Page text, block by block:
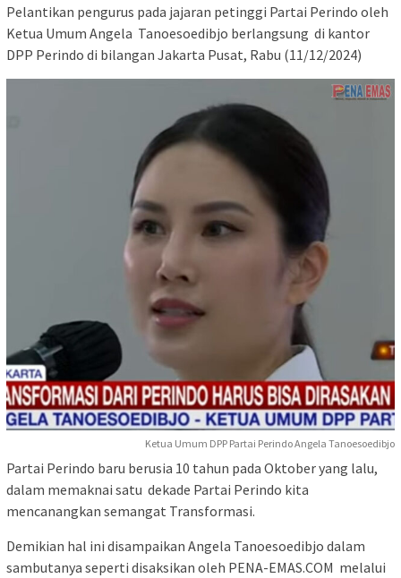
Pelantikan pengurus pada jajaran petinggi Partai Perindo oleh
Ketua Umum Angela Tanoesoedibjo berlangsung di kantor
DPP Perindo di bilangan Jakarta Pusat, Rabu (11/12/2024)
Ketua Umum DPP Partai Perindo Angela Tanoesoedibjo
Partai Perindo baru berusia 10 tahun pada Oktober yang lalu,
dalam memaknai satu dekade Partai Perindo kita
mencanangkan semangat Transformasi.
Demikian hal ini disampaikan Angela Tanoesoedibjo dalam
sambutanya seperti disaksikan oleh PENA-EMAS.COM melalui